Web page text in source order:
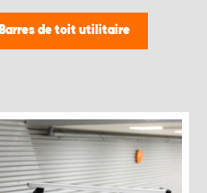
Barres de toit utilitaire